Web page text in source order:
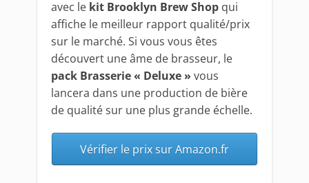
avec le kit Brooklyn Brew Shop qui
affiche le meilleur rapport qualité/prix
sur le marché. Si vous vous êtes
découvert une âme de brasseur, le
pack Brasserie « Deluxe » vous
lancera dans une production de bière
de qualité sur une plus grande échelle.
Vérifier le prix sur Amazon.fr